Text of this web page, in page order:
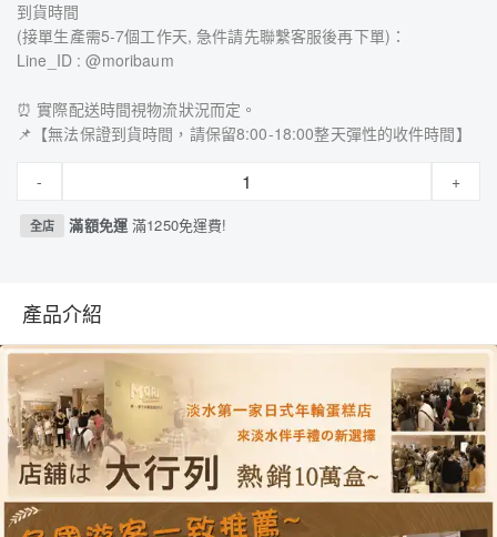
到貨時間
(接單生產需5-7個工作天, 急件請先聯繫客服後再下單)：
Line_ID : @moribaum
⏰ 實際配送時間視物流狀況而定。
📌【無法保證到貨時間，請保留8:00-18:00整天彈性的收件時間】
- +
全店 滿額免運滿1250免運費!
產品介紹